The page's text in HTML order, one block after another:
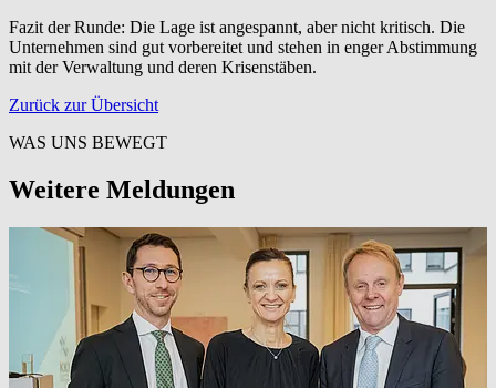
Fazit der Runde: Die Lage ist angespannt, aber nicht kritisch. Die
Unternehmen sind gut vorbereitet und stehen in enger Abstimmung
mit der Verwaltung und deren Krisenstäben.
Zurück zur Übersicht
WAS UNS BEWEGT
Weitere Meldungen